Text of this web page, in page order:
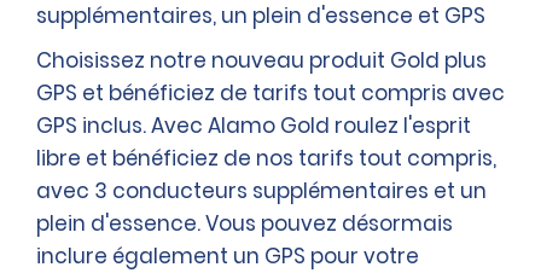
supplémentaires, un plein d'essence et GPS
Choisissez notre nouveau produit Gold plus
GPS et bénéficiez de tarifs tout compris avec
GPS inclus. Avec Alamo Gold roulez l'esprit
libre et bénéficiez de nos tarifs tout compris,
avec 3 conducteurs supplémentaires et un
plein d'essence. Vous pouvez désormais
inclure également un GPS pour votre